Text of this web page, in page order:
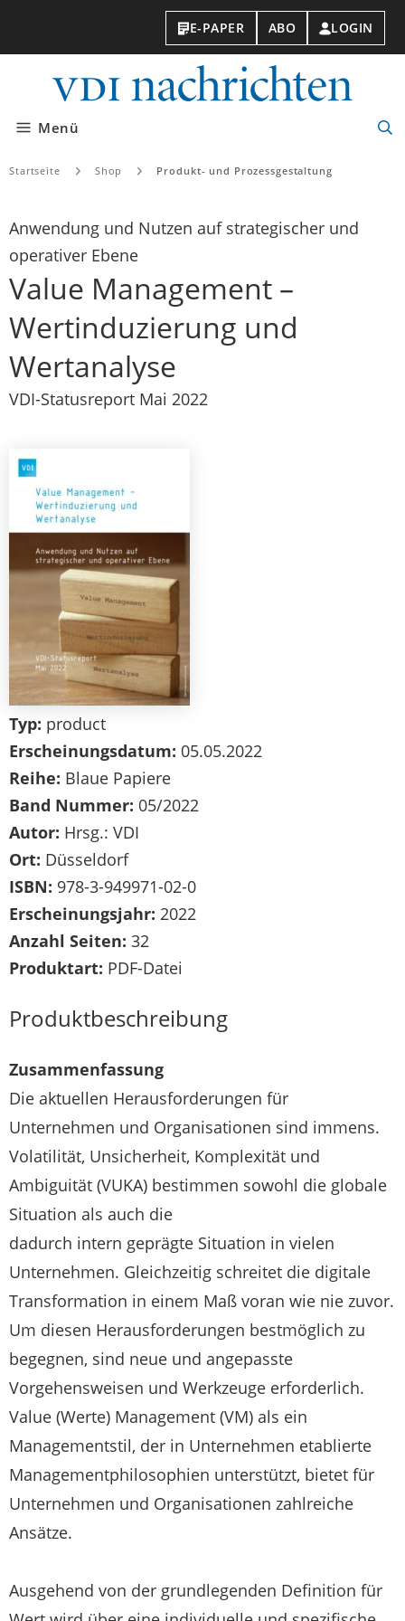
E-PAPER ABO LOGIN
Menü
Startseite Shop Produkt- und Prozessgestaltung
Anwendung und Nutzen auf strategischer und
operativer Ebene
Value Management –
Wertinduzierung und
Wertanalyse
VDI-Statusreport Mai 2022
Typ: product
Erscheinungsdatum: 05.05.2022
Reihe: Blaue Papiere
Band Nummer: 05/2022
Autor: Hrsg.: VDI
Ort: Düsseldorf
ISBN: 978-3-949971-02-0
Erscheinungsjahr: 2022
Anzahl Seiten: 32
Produktart: PDF-Datei
Produktbeschreibung
Zusammenfassung
Die aktuellen Herausforderungen für
Unternehmen und Organisationen sind immens.
Volatilität, Unsicherheit, Komplexität und
Ambiguität (VUKA) bestimmen sowohl die globale
Situation als auch die
dadurch intern geprägte Situation in vielen
Unternehmen. Gleichzeitig schreitet die digitale
Transformation in einem Maß voran wie nie zuvor.
Um diesen Herausforderungen bestmöglich zu
begegnen, sind neue und angepasste
Vorgehensweisen und Werkzeuge erforderlich.
Value (Werte) Management (VM) als ein
Managementstil, der in Unternehmen etablierte
Managementphilosophien unterstützt, bietet für
Unternehmen und Organisationen zahlreiche
Ansätze.
Ausgehend von der grundlegenden Definition für